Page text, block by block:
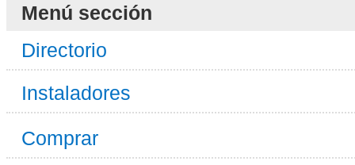
Menú sección
Directorio
Instaladores
Comprar